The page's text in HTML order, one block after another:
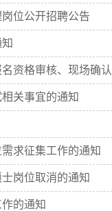
位公开招聘公告
资格审核、现场确
关事宜的通知
求征集工作的通知
岗位取消的通知
的通知